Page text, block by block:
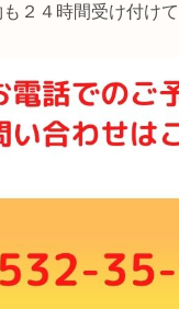
２４時間受け付けて